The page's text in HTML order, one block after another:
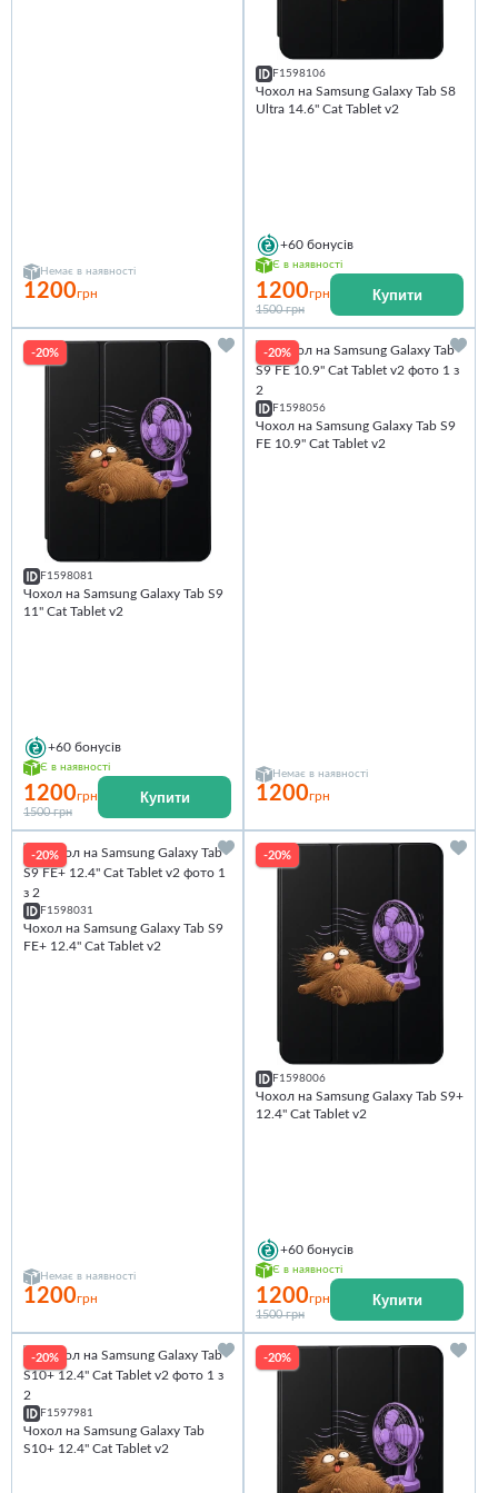
Немає в наявності
1200грн
F1598106
Чохол на Samsung Galaxy Tab S8
Ultra 14.6" Cat Tablet v2
+60 бонусів
Є в наявності
1200грн
1500 грн
Купити
-20%
F1598081
Чохол на Samsung Galaxy Tab S9
11'' Cat Tablet v2
+60 бонусів
Є в наявності
1200грн
1500 грн
Купити
-20%
F1598056
Чохол на Samsung Galaxy Tab S9
FE 10.9'' Cat Tablet v2
Немає в наявності
1200грн
-20%
F1598031
Чохол на Samsung Galaxy Tab S9
FE+ 12.4'' Cat Tablet v2
Немає в наявності
1200грн
-20%
F1598006
Чохол на Samsung Galaxy Tab S9+
12.4'' Cat Tablet v2
+60 бонусів
Є в наявності
1200грн
1500 грн
Купити
-20%
F1597981
Чохол на Samsung Galaxy Tab
S10+ 12.4'' Cat Tablet v2
-20%